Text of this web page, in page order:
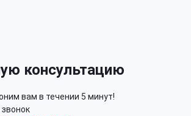
консультацию
вам в течении 5 минут!